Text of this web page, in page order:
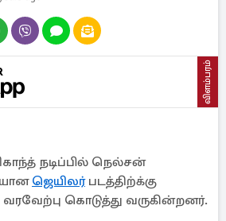
விளம்பரம்
நடிப்பில் நெல்சன்
ஜெயிலர்படத்திற்க்கு
வரவேற்பு கொடுத்து வருகின்றனர்.